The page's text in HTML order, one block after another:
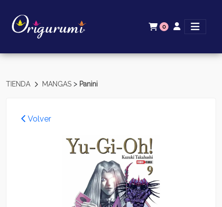
0
TIENDA MANGAS > Panini
Volver